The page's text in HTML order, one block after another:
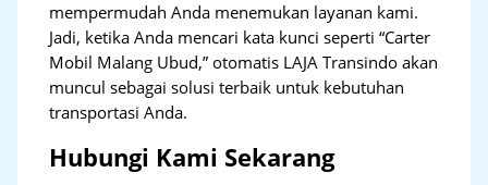
mempermudah Anda menemukan layanan kami.
Jadi, ketika Anda mencari kata kunci seperti “Carter
Mobil Malang Ubud,” otomatis LAJA Transindo akan
muncul sebagai solusi terbaik untuk kebutuhan
transportasi Anda.
Hubungi Kami Sekarang